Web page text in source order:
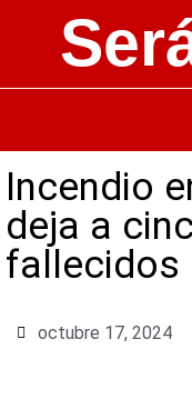
Incendio
deja a
fallecidos
octubre 17, 2024